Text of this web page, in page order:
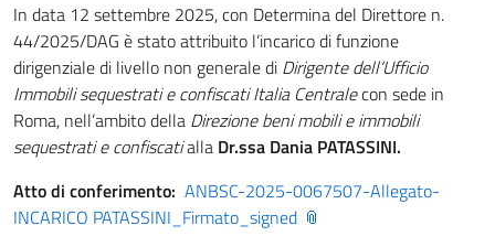
In data 12 settembre 2025, con Determina del Direttore n.
44/2025/DAG è stato attribuito l’incarico di funzione
dirigenziale di livello non generale di Dirigente dell’Ufficio
Immobili sequestrati e confiscati Italia Centralecon sede in
Roma, nell’ambito della Direzione beni mobili e immobili
sequestrati e confiscatialla Dr.ssa Dania PATASSINI.
Atto di conferimento: ANBSC-2025-0067507-Allegato-
INCARICO PATASSINI_Firmato_signed